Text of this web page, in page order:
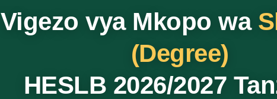
Vigezo vya Mkopo wa
(Degree)
HESLB 2026/2027